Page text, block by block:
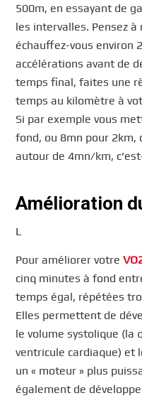
500m, en essayant de
les intervalles. Pensez
échauffez-vous environ
accélérations avant de
temps final, faites une
temps au kilomètre à
Si par exemple vous
fond, ou 8mn pour 2km,
autour de 4mn/km,
Amélioration
L
Pour améliorer votre
cinq minutes à fond
temps égal, répétées
Elles permettent de
le volume systolique (la
ventricule cardiaque) et
un « moteur » plus
également de